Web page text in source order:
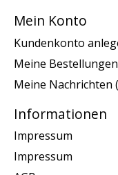
Mein Konto
Kundenkonto
Meine Bestellungen
Meine Nachrichten
Informationen
Impressum
Impressum